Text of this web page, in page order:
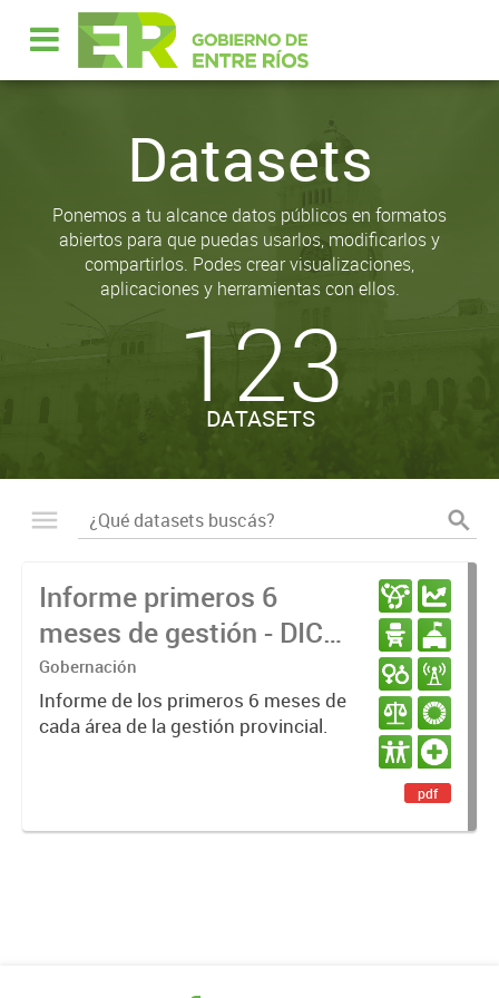
Datasets
Ponemos a tu alcance datos públicos en formatos
abiertos para que puedas usarlos, modificarlos y
compartirlos. Podes crear visualizaciones,
aplicaciones y herramientas con ellos.
123
DATASETS
Informe primeros 6
meses de gestión - DIC
23 / JUN 24
Gobernación
Informe de los primeros 6 meses de
cada área de la gestión provincial.
pdf